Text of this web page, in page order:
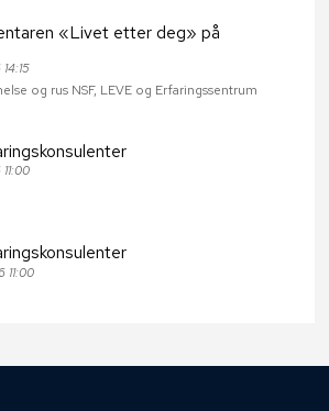
«Livet etter deg» på
og rus NSF, LEVE og Erfaringssentrum
11:00